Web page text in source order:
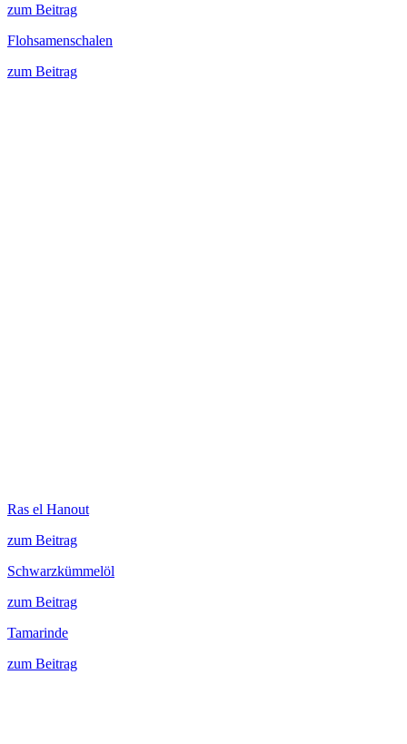
zum Beitrag
Flohsamenschalen
zum Beitrag
Ras el Hanout
zum Beitrag
Schwarzkümmelöl
zum Beitrag
Tamarinde
zum Beitrag